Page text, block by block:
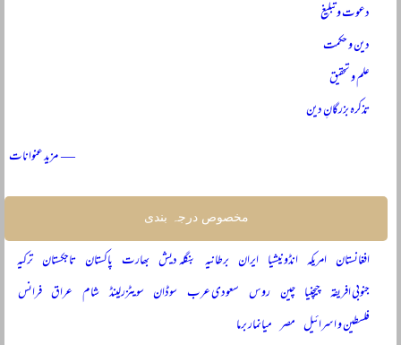
دعوت و تبلیغ
دین و حکمت
علم و تحقیق
تذکرہ بزرگانِ دین
— مزید عنوانات
مخصوص درجہ بندی
افغانستان امریکہ انڈونیشیا ایران برطانیہ بنگلہ دیش بھارت پاکستان تاجکستان ترکیہ
جنوبی افریقہ چیچنیا چین روس سعودی عرب سوڈان سویٹزرلینڈ شام عراق فرانس
فلسطین و اسرائیل مصر میانمار برما